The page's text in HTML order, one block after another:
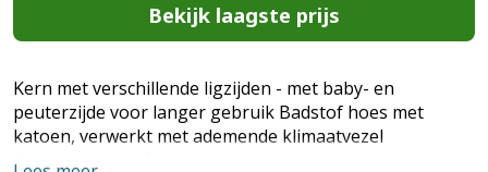
Bekijk laagste prijs
Kern met verschillende ligzijden - met baby- en
peuterzijde voor langer gebruik Badstof hoes met
katoen, verwerkt met ademende klimaatvezel
Uitgebreide perforaties in de matraskern zorgen voor